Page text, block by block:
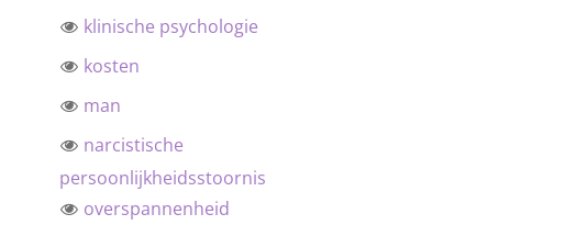
klinische psychologie
kosten
man
narcistische
persoonlijkheidsstoornis
overspannenheid